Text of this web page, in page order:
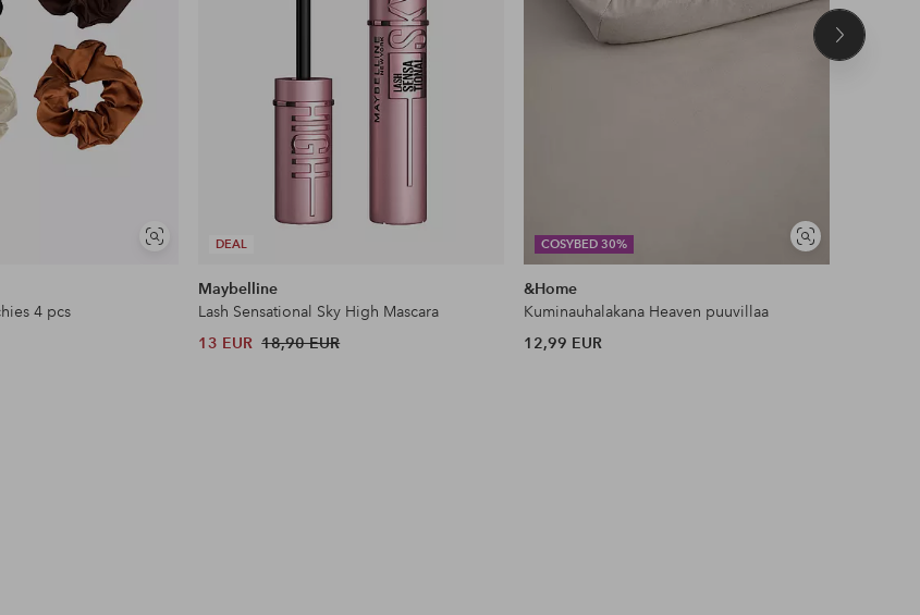
Näytä
4 pcs
DEAL
Maybelline
Lash Sensational Sky High Mascara
13 EUR 18,90 EUR
COSYBED 30%
Näytä
samankaltaisia
&Home
Kuminauhalakana Heaven puuvillaa
12,99 EUR
Seuraava